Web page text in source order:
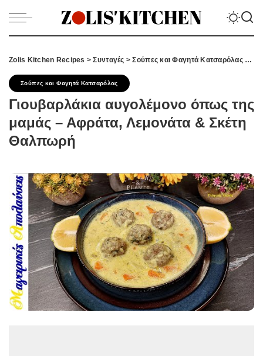
Zolis Kitchen Recipes >Συνταγές >Σούπες και Φαγητά Κατσαρόλας
Σούπες και Φαγητά Κατσαρόλας
Γιουβαρλάκια αυγολέμονο όπως της
μαμάς – Αφράτα, Λεμονάτα & Σκέτη
Θαλπωρή